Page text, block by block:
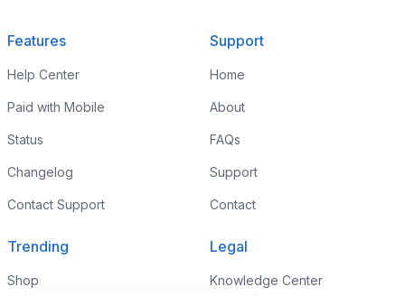
Features
Help Center
Paid with Mobile
Status
Changelog
Contact Support
Support
Home
About
FAQs
Support
Contact
Trending
Shop
Legal
Knowledge Center